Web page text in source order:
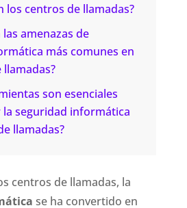
los centros de llamadas?
las amenazas de
más comunes en
son esenciales
seguridad informática
llamadas?
centros de llamadas, la
se ha convertido en